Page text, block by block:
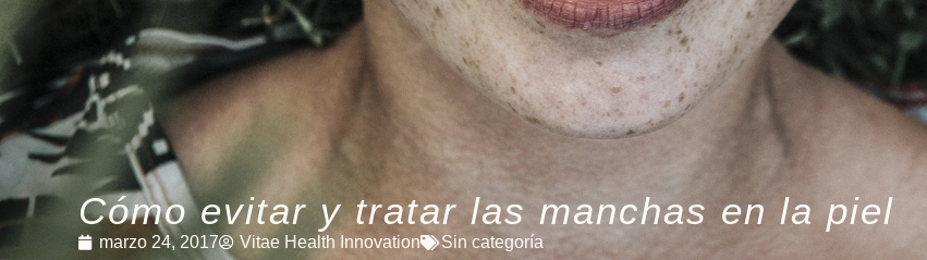
Cómo evitar y tratar las manchas en la piel
marzo 24, 2017 Vitae Health Innovation Sin categoría